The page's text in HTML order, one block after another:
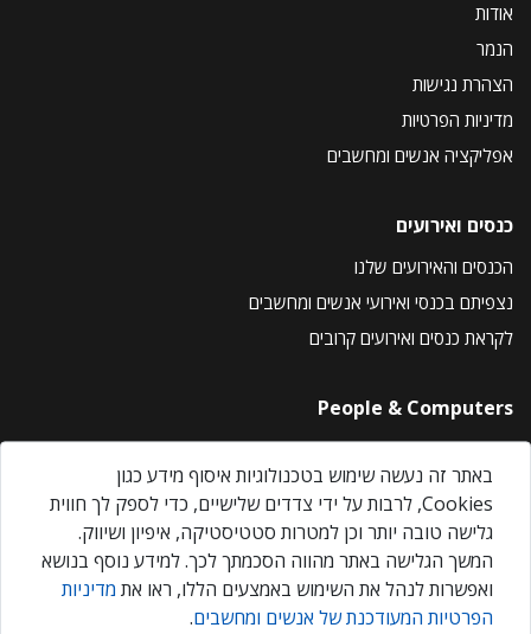
אודות
הנמר
הצהרת נגישות
מדיניות הפרטיות
אפליקציה אנשים ומחשבים
כנסים ואירועים
הכנסים והאירועים שלנו
נצפיתם בכנסי ואירועי אנשים ומחשבים
לקראת כנסים ואירועים קרובים
People & Computers
About Us
Privacy Policy
Contact Us
Our Events
באתר זה נעשה שימוש בטכנולוגיות איסוף מידע כגון
Cookies, לרבות על ידי צדדים שלישיים, כדי לספק לך חווית
גלישה טובה יותר וכן למטרות סטטיסטיקה, איפיון ושיווק.
המשך הגלישה באתר מהווה הסכמתך לכך. למידע נוסף בנושא
ואפשרות לנהל את השימוש באמצעים הללו, ראו את מדיניות
הפרטיות המעודכנת של אנשים ומחשבים.